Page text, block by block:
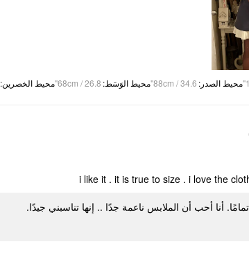
محيط الصدر:
88cm / 34.6" محيط الوَسَط:
68cm / 26.8" محيط الخصرين:
i like it . it is true to size . i love the
أنا أحب أن الملابس ناعمة جدًا .. إنها تناسبني جيدًا.